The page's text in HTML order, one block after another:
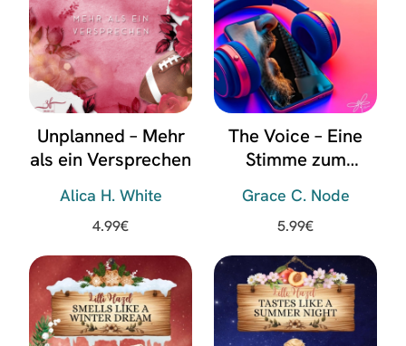
Unplanned – Mehr
als ein Versprechen
Alica H. White
4.99€
The Voice – Eine
Stimme zum
Grace C. Node
5.99€